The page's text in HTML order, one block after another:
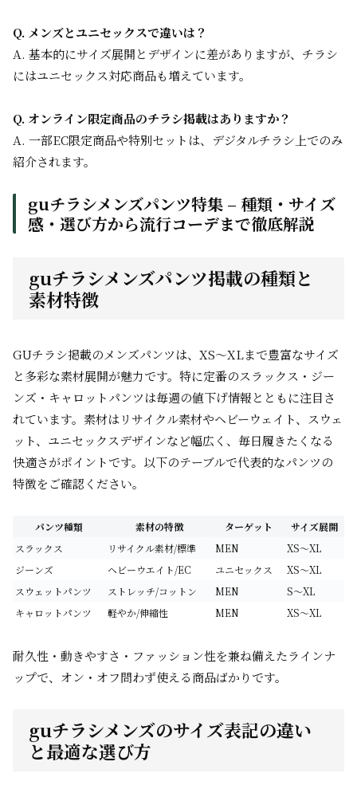
Q. メンズとユニセックスで違いは？
A. 基本的にサイズ展開とデザインに差がありますが、チラシ
にはユニセックス対応商品も増えています。
Q. オンライン限定商品のチラシ掲載はありますか？
A. 一部EC限定商品や特別セットは、デジタルチラシ上でのみ
紹介されます。
guチラシメンズパンツ特集 – 種類・サイズ
感・選び方から流行コーデまで徹底解説
guチラシメンズパンツ掲載の種類と
素材特徴
GUチラシ掲載のメンズパンツは、XS〜XLまで豊富なサイズ
と多彩な素材展開が魅力です。特に定番のスラックス・ジー
ンズ・キャロットパンツは毎週の値下げ情報とともに注目さ
れています。素材はリサイクル素材やヘビーウェイト、スウェ
ット、ユニセックスデザインなど幅広く、毎日履きたくなる
快適さがポイントです。以下のテーブルで代表的なパンツの
特徴をご確認ください。
パンツ種類 素材の特徴 ターゲット
サイズ展開
スラックス
リサイクル素材/標準 MEN
XS〜XL
ジーンズ
ヘビーウエイト/EC ユニセックス
XS〜XL
スウェットパンツ
ストレッチ/コットン MEN
S〜XL
キャロットパンツ
軽やか/伸縮性 MEN XS〜XL
耐久性・動きやすさ・ファッション性を兼ね備えたラインナ
ップで、オン・オフ問わず使える商品ばかりです。
guチラシメンズのサイズ表記の違い
と最適な選び方